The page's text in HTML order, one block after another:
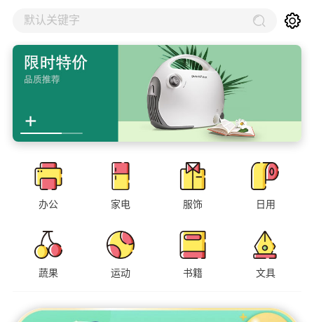
默认关键字
办公 家电 服饰 日用
蔬果 运动 书籍 文具